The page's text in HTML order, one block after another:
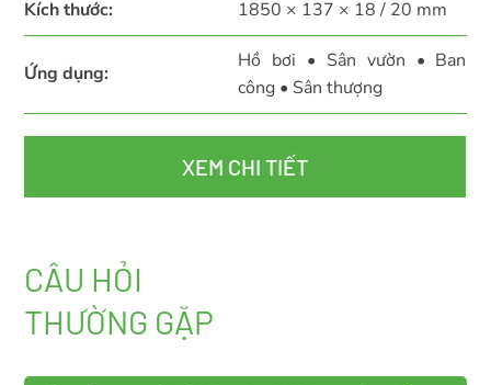
Kích thước: 1850 × 137 × 18 / 20 mm
Ứng dụng:
Hồ bơi • Sân vườn • Ban
công • Sân thượng
XEM CHI TIẾT
CÂU HỎI
THƯỜNG GẶP